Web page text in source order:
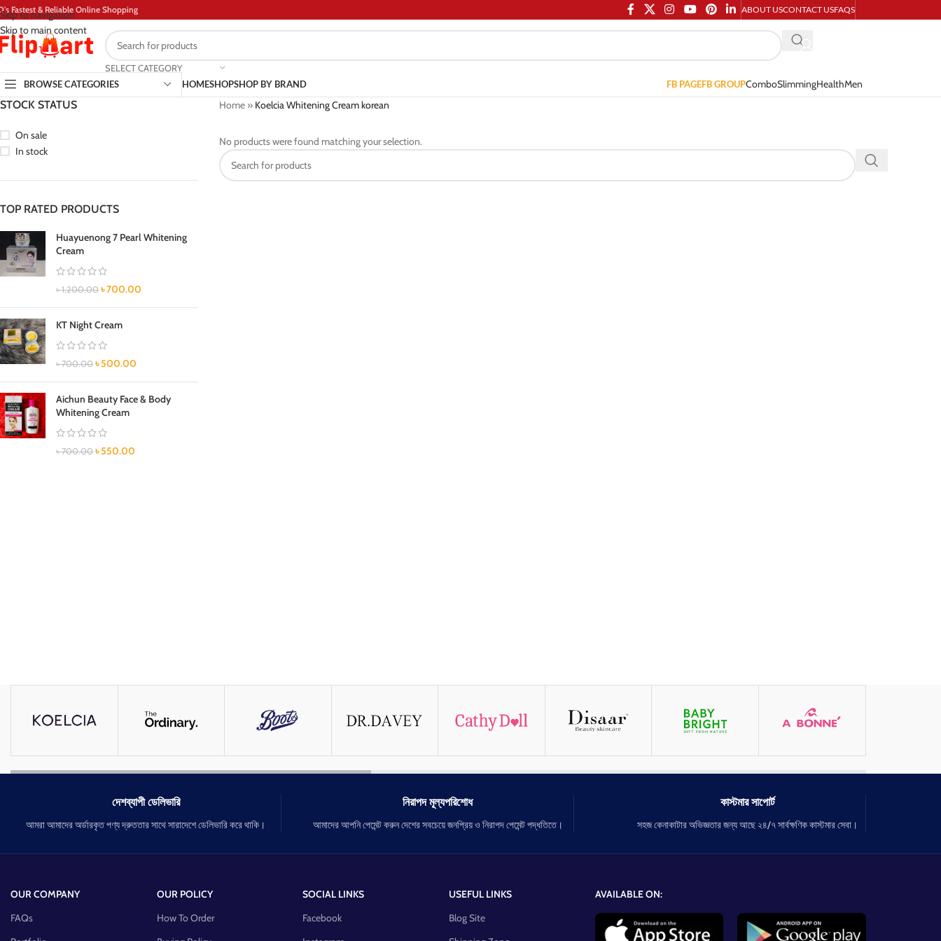
Skip to navigation
Skip to main content
Fastest & Reliable Online Shopping ABOUT USCONTACT USFAQS
SELECT CATEGORY
BROWSE CATEGORIES
HOMESHOPSHOP BY BRAND FB PAGEFB GROUPComboSlimmingHealthMen
STOCK STATUS
On sale
In stock
TOP RATED PRODUCTS
Huayuenong 7 Pearl Whitening
Cream
৳1,200.00 ৳700.00
KT Night Cream
৳700.00 ৳500.00
Aichun Beauty Face & Body
Whitening Cream
৳700.00 ৳550.00
Home» Koelcia Whitening Cream korean
No products were found matching your selection.
দেশব্যাপী ডেলিভারি
আমরা আমাদের অর্ডারকৃত পণ্য দ্রুততার সাথে সারাদেশে ডেলিভারি করে থাকি।
নিরাপদ মূল্যপরিশোধ
আমাদের আপনি পেমেন্ট করুন দেশের সবচেয়ে জনপ্রিয় ও নিরাপদ পেমেন্ট পদ্ধতিতে।
কাস্টমার সাপোর্ট
সহজ কেনাকাটার অভিজ্ঞতার জন্য আছে ২৪/৭ সার্বক্ষণিক কাস্টমার সেবা।
OUR COMPANY
FAQs
OUR POLICY
How To Order
SOCIAL LINKS
Facebook
USEFUL LINKS
Blog Site
AVAILABLE ON: